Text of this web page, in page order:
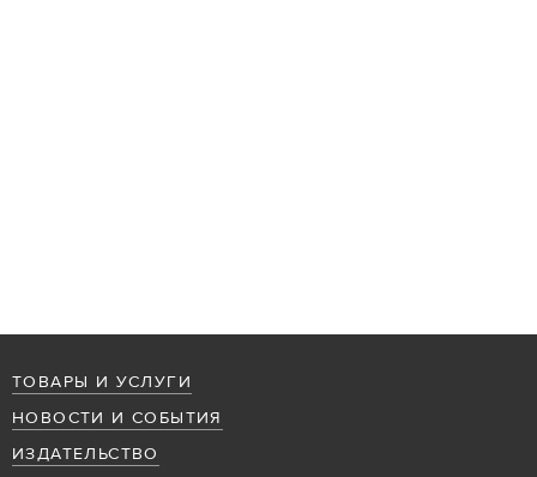
ТОВАРЫ И УСЛУГИ
НОВОСТИ И СОБЫТИЯ
ИЗДАТЕЛЬСТВО